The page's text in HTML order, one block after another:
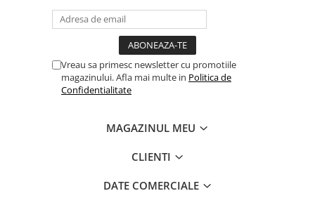
Vreau sa primesc newsletter cu promotiile
magazinului. Afla mai multe in Politica de
Confidentialitate
MAGAZINUL MEU
CLIENTI
DATE COMERCIALE